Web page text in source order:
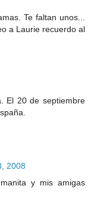
Te faltan unos...
a Laurie recuerdo al
El 20 de septiembre
2008
y mis amigas